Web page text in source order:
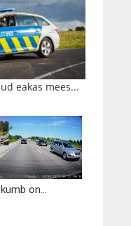
eakas mees...
on...